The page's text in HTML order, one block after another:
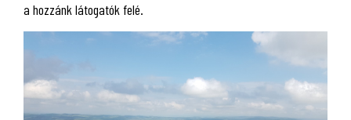
a hozzánk látogatók felé.